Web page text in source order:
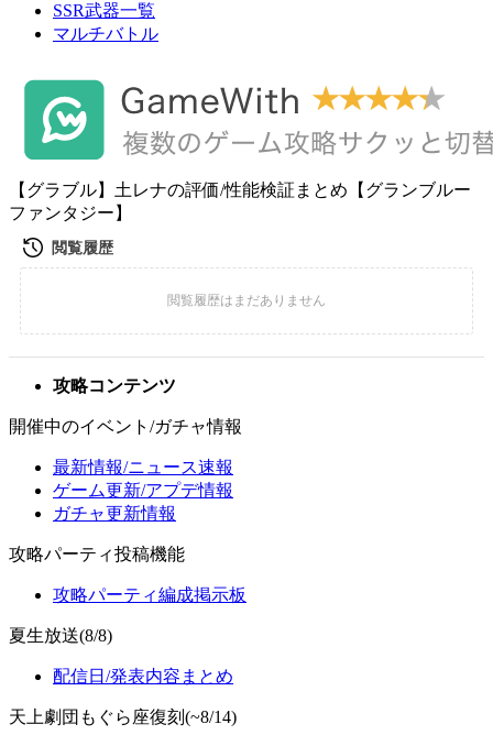
SSR武器一覧
マルチバトル
【グラブル】土レナの評価/性能検証まとめ【グランブルー
ファンタジー】
攻略コンテンツ
開催中のイベント/ガチャ情報
最新情報/ニュース速報
ゲーム更新/アプデ情報
ガチャ更新情報
攻略パーティ投稿機能
攻略パーティ編成掲示板
夏生放送(8/8)
配信日/発表内容まとめ
天上劇団もぐら座復刻(~8/14)